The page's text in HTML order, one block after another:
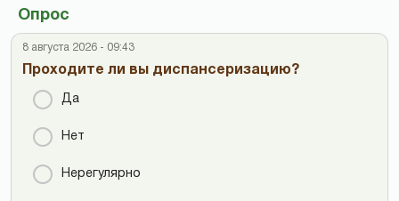
Опрос
8 августа 2026 - 09:43
Проходите ли вы диспансеризацию?
Да
Нет
Нерегулярно